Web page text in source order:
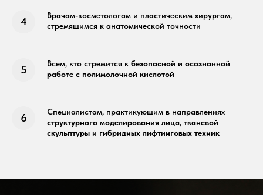
Врачам-косметологам и пластическим хирургам,
стремящимся к анатомической точности
Всем, кто стремится к безопасной и осознанной
работе с полимолочной кислотой
Специалистам, практикующим в направлениях
структурного моделирования лица, тканевой
скульптуры и гибридных лифтинговых техник